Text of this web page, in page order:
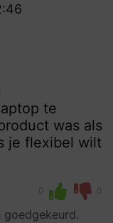
te
was als
je flexibel wilt
0 0